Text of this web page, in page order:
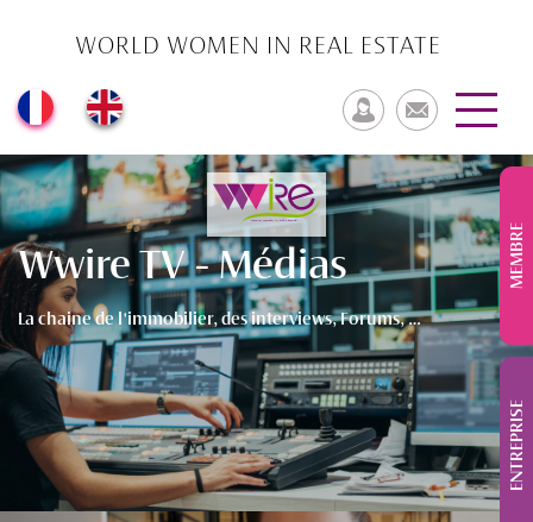
ENTREPRISE
MEMBRE
WORLD WOMEN IN REAL ESTATE
Wwire TV - Médias
La chaine de l'immobilier, des interviews, Forums, …